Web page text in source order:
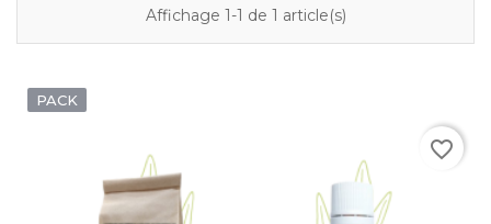
Affichage 1-1 de 1 article(s)
PACK
favorite_border